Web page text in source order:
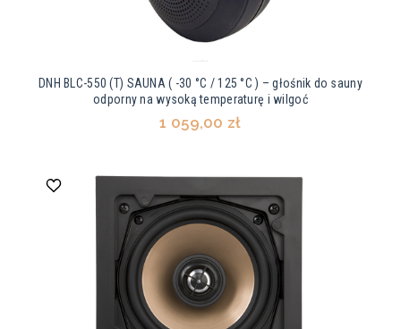
DNH BLC-550 (T) SAUNA ( -30 °C / 125 °C ) – głośnik do sauny
odporny na wysoką temperaturę i wilgoć
1 059,00 zł